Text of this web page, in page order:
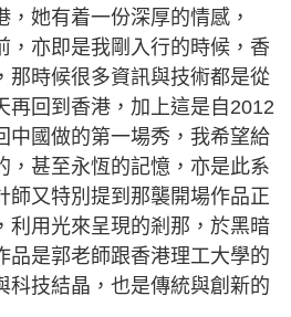
她有着一份深厚的情感，
，亦即是我剛入行的時候，香
那時候很多資訊與技術都是從
再回到香港，加上這是自2012
中國做的第一場秀，我希望給
，甚至永恆的記憶，亦是此系
師又特別提到那襲開場作品正
利用光來呈現的剎那，於黑暗
品是郭老師跟香港理工大學的
科技結晶，也是傳統與創新的